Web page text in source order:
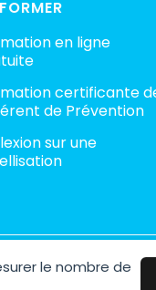
le nombre de
en ligne
certificante
de Prévention
sur une